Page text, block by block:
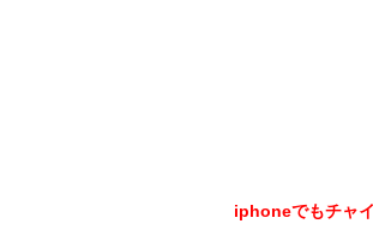
iphoneでもチャ